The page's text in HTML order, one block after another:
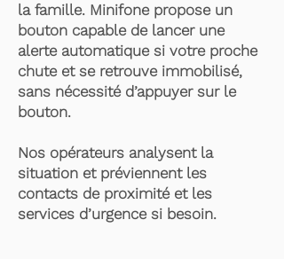
la famille. Minifone propose un
bouton capable de lancer une
alerte automatique si votre proche
chute et se retrouve immobilisé,
sans nécessité d’appuyer sur le
bouton.
Nos opérateurs analysent la
situation et préviennent les
contacts de proximité et les
services d’urgence si besoin.